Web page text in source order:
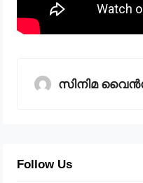
സിനിമ
Follow Us